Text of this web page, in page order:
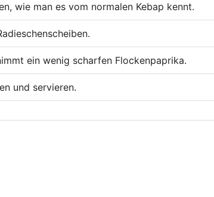
wie man es vom normalen Kebap kennt.
ein wenig scharfen Flockenpaprika.
und servieren.